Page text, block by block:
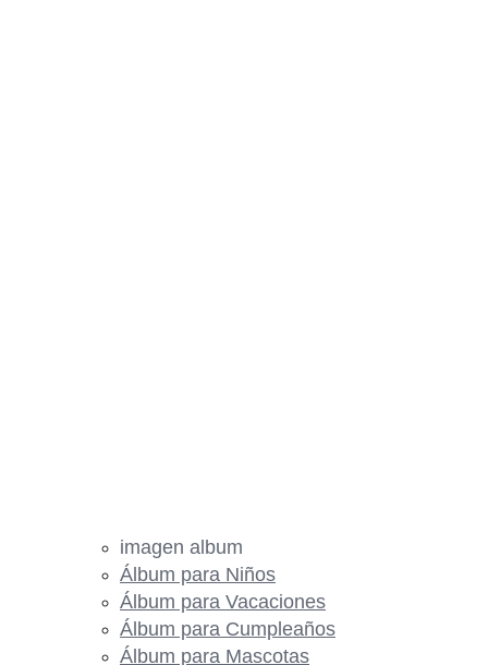
imagen album
Álbum para Niños
Álbum para Vacaciones
Álbum para Cumpleaños
Álbum para Mascotas